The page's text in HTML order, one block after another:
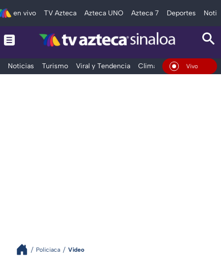
en vivo TV Azteca Azteca UNO Azteca 7 Deportes
Noticias Turismo Viral y Tendencia Clima Deportes
En Vivo
Policiaca Video